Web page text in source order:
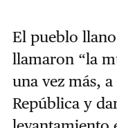
El pueblo
llamaron “la
una vez más,
República y